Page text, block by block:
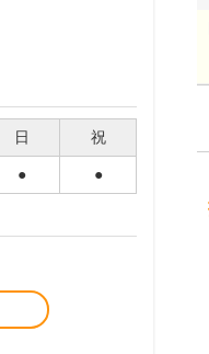
日 祝
● ●